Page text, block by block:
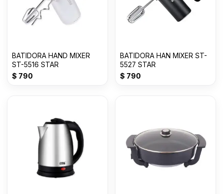
BATIDORA HAND MIXER
ST-5516 STAR
$ 790
BATIDORA HAN MIXER ST-
5527 STAR
$ 790